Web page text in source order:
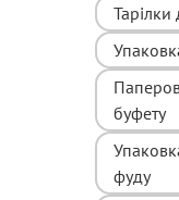
Тарілки
буфету
фуду